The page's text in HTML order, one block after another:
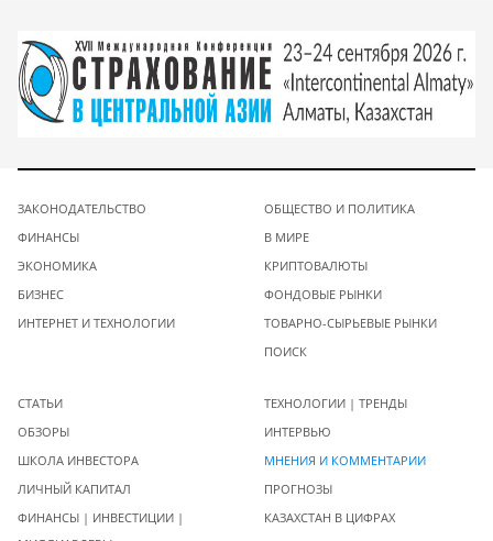
ЗАКОНОДАТЕЛЬСТВО
ФИНАНСЫ
ЭКОНОМИКА
БИЗНЕС
ИНТЕРНЕТ И ТЕХНОЛОГИИ
ОБЩЕСТВО И ПОЛИТИКА
В МИРЕ
КРИПТОВАЛЮТЫ
ФОНДОВЫЕ РЫНКИ
ТОВАРНО-СЫРЬЕВЫЕ РЫНКИ
ПОИСК
СТАТЬИ
ОБЗОРЫ
ШКОЛА ИНВЕСТОРА
ЛИЧНЫЙ КАПИТАЛ
ФИНАНСЫ | ИНВЕСТИЦИИ |
ТЕХНОЛОГИИ | ТРЕНДЫ
ИНТЕРВЬЮ
МНЕНИЯ И КОММЕНТАРИИ
ПРОГНОЗЫ
КАЗАХСТАН В ЦИФРАХ